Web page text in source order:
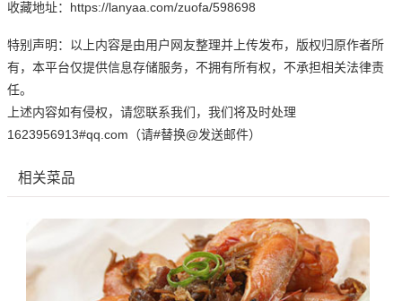
收藏地址：https://lanyaa.com/zuofa/598698
特别声明：以上内容是由用户网友整理并上传发布，版权归原作者所
有，本平台仅提供信息存储服务，不拥有所有权，不承担相关法律责
任。
上述内容如有侵权，请您联系我们，我们将及时处理
1623956913#qq.com（请#替换@发送邮件）
相关菜品